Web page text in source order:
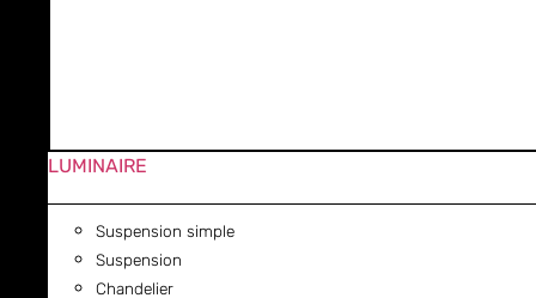
LUMINAIRE
Suspension simple
Suspension
Chandelier